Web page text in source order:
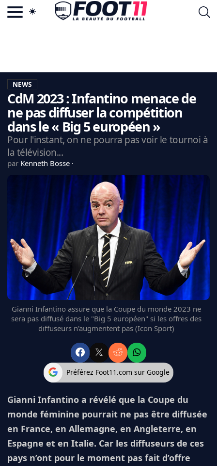
LA CHARTE
VIE PRIVÉE
CGU
CONTACTEZ-NOUS
MERCATO
FC BARCELONE
MANCHESTER UNITED
CHELSEA
ARSENAL
BAYERN
L'AVIS DE LA RÉDAC'
NEWS
CdM 2023 : Infantino menace de
ne pas diffuser la compétition
dans le « Big 5 européen »
Pour l'instant, on ne pourra pas voir le tournoi à
la télévision...
par Kenneth Bosse
Gianni Infantino assure que la Coupe du monde 2023 ne
sera pas diffusé dans le "Big 5 européen" si les offres des
diffuseurs n'augmentent pas (Icon Sport)
Préférez Foot11.com sur Google
Gianni Infantino a révélé que la Coupe du
monde féminine pourrait ne pas être diffusée
en France, en Allemagne, en Angleterre, en
Espagne et en Italie. Car les diffuseurs de ces
pays n’ont pour le moment pas fait d’offre